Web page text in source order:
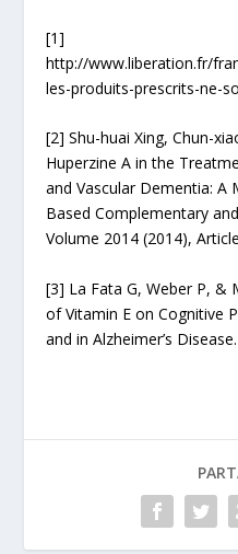
[1]
http://www.liberation.fr/
les-produits-prescrits-ne-
[2] Shu-huai Xing, Chun-
Huperzine A in the
and Vascular Dementia: A
Based Complementary
Volume 2014 (2014),
[3] La Fata G, Weber P, &
of Vitamin E on Cognitive
and in Alzheimer’s